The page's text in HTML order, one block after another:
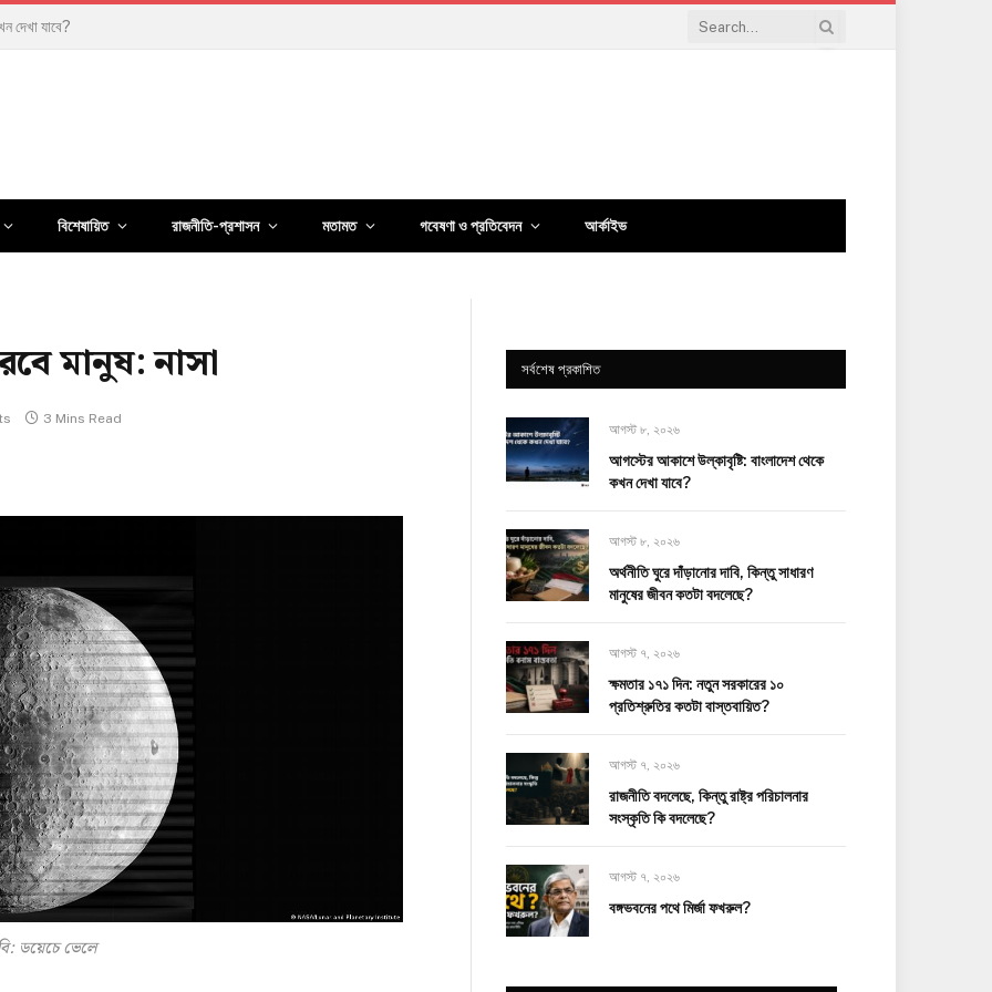
জীবন কতটা বদলেছে?
বিশেষায়িত রাজনীতি-প্রশাসন মতামত গবেষণা ও প্রতিবেদন আর্কাইভ
মানুষ: নাসা
3 Mins Read
ডয়েচে ভেলে
সর্বশেষ প্রকাশিত
আগস্ট ৮, ২০২৬
আগস্টের আকাশে উল্কাবৃষ্টি: বাংলাদেশ থেকে
কখন দেখা যাবে?
আগস্ট ৮, ২০২৬
অর্থনীতি ঘুরে দাঁড়ানোর দাবি, কিন্তু সাধারণ
মানুষের জীবন কতটা বদলেছে?
আগস্ট ৭, ২০২৬
ক্ষমতার ১৭১ দিন: নতুন সরকারের ১০
প্রতিশ্রুতির কতটা বাস্তবায়িত?
আগস্ট ৭, ২০২৬
রাজনীতি বদলেছে, কিন্তু রাষ্ট্র পরিচালনার
সংস্কৃতি কি বদলেছে?
আগস্ট ৭, ২০২৬
বঙ্গভবনের পথে মির্জা ফখরুল?